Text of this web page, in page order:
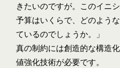
きたいのですが。このイニ
予算はいくらで、どのよう
ているのでしょうか。」
真の制約には創造的な構造
値強化技術が必要です。